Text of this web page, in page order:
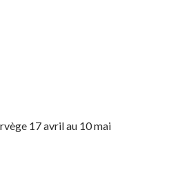
17 avril au 10 mai